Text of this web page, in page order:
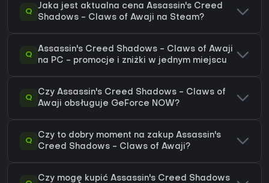
Q
Jaka jest aktualna cena Assassin's Creed
Shadows - Claws of Awaji na Steam?
Q
Assassin's Creed Shadows - Claws of Awaji
na PC - promocje i zniżki w jednym miejscu
Q
Czy Assassin's Creed Shadows - Claws of
Awaji obsługuje GeForce NOW?
Q
Czy to dobry moment na zakup Assassin's
Creed Shadows - Claws of Awaji?
Czy mogę kupić Assassin's Creed Shadows